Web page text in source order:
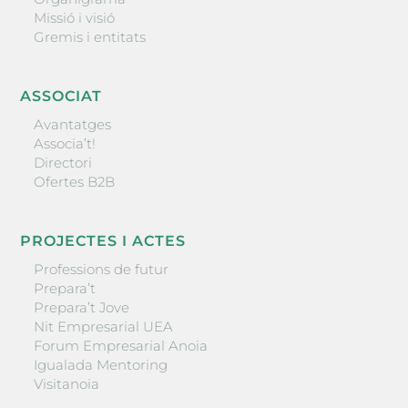
Missió i visió
Gremis i entitats
ASSOCIAT
Avantatges
Associa’t!
Directori
Ofertes B2B
PROJECTES I ACTES
Professions de futur
Prepara’t
Prepara’t Jove
Nit Empresarial UEA
Forum Empresarial Anoia
Igualada Mentoring
Visitanoia